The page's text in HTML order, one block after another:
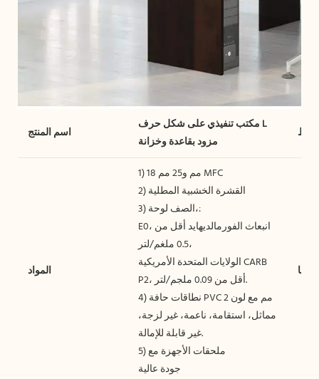
اسم المنتج
مكتب تنفيذي على شكل حرف L
مزود بقاعدة وخزانة
المواد
1) 18 مم و25 مم MFC
2) القشرة الخشبية المطلية
3) الصف لوحة،:
E0، انبعاث الفورمالديهايد أقل من
0.5 ملغم/لتر،
الولايات المتحدة الأمريكية CARB
P2، أقل من 0.09 ملجم/لتر.
4) نطاقات حافة PVC 2 مم مع لون
مماثل، استقامة، ناعمة، غير لزجة،
غير قابلة للإمالة.
5) ملحقات الأجهزة مع
جودة عالية